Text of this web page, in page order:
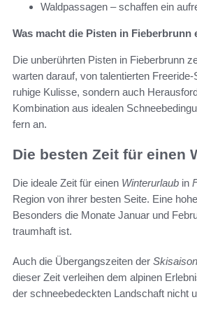
Waldpassagen – schaffen ein
Was macht die Pisten in Fieberbrunn
Die unberührten Pisten in Fieberbrunn
warten darauf, von talentierten
ruhige Kulisse, sondern auch
Kombination aus idealen
fern an.
Die besten Zeit für einen
Die ideale Zeit für einen Winterurlaub in
Region von ihrer besten Seite. Eine
Besonders die Monate Januar und
traumhaft ist.
Auch die Übergangszeiten der Skisaison
dieser Zeit verleihen dem alpinen
der schneebedeckten Landschaft nicht